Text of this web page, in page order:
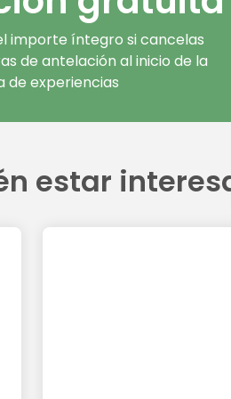
importe íntegro si cancelas
de antelación al inicio de la
de experiencias
estar